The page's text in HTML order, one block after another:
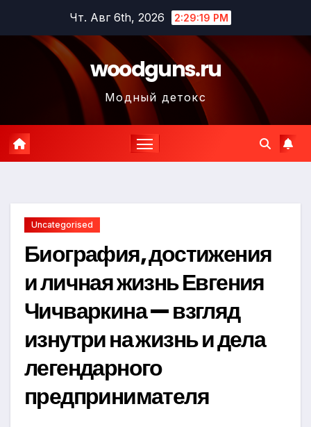
содержимому
Чт. Авг 6th, 2026 2:29:20 PM
woodguns.ru
Модный детокс
Uncategorised
Биография, достижения
и личная жизнь Евгения
Чичваркина — взгляд
изнутри на жизнь и дела
легендарного
предпринимателя